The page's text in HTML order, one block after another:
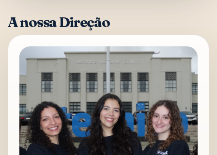
A nossa Direção